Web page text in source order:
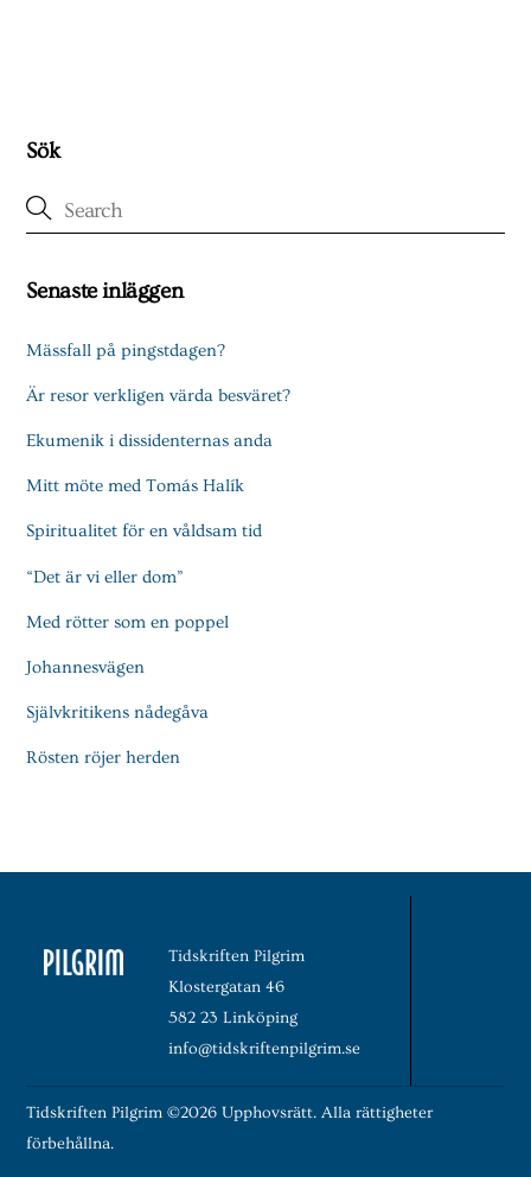
Sök
Senaste inläggen
Mässfall på pingstdagen?
Är resor verkligen värda besväret?
Ekumenik i dissidenternas anda
Mitt möte med Tomás Halík
Spiritualitet för en våldsam tid
“Det är vi eller dom”
Med rötter som en poppel
Johannesvägen
Självkritikens nådegåva
Rösten röjer herden
Tidskriften Pilgrim
Klostergatan 46
582 23 Linköping
info@tidskriftenpilgrim.se
Tidskriften Pilgrim ©2026 Upphovsrätt. Alla rättigheter
förbehållna.